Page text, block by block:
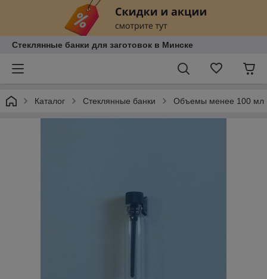
Стеклянные банки для заготовок в Минске
Каталог Стеклянные банки Объемы менее 100 мл